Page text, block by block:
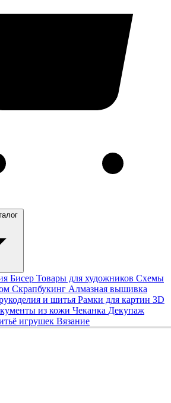
Бисер Товары для художников Схемы
Скрапбукинг Алмазная вышивка
и шитья Рамки для картин 3D
из кожи Чеканка Декупаж
игрушек Вязание